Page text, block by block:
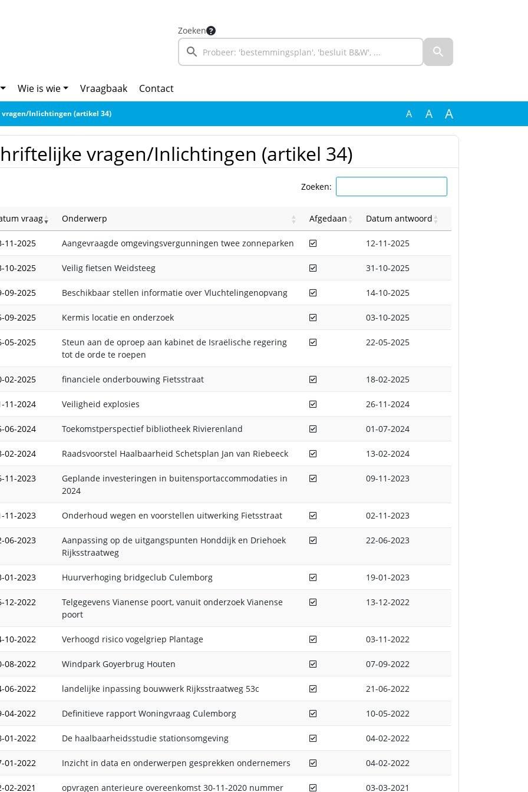
Zoeken
Wie is wie Vraagbaak Contact
Inlichtingen (artikel 34) A A A
vragen/Inlichtingen (artikel 34)
Zoeken:
vraag Onderwerp Afgedaan Datum antwoord
11-2025 Aangevraagde omgevingsvergunningen twee zonneparken Afgedaan 12-11-2025
10-2025 Veilig fietsen Weidsteeg Afgedaan 31-10-2025
09-2025 Beschikbaar stellen informatie over Vluchtelingenopvang Afgedaan 14-10-2025
09-2025 Kermis locatie en onderzoek Afgedaan 03-10-2025
05-2025
Steun aan de oproep aan kabinet de Israëlische regering
tot de orde te roepen
Afgedaan 22-05-2025
02-2025 financiele onderbouwing Fietsstraat Afgedaan 18-02-2025
11-2024 Veiligheid explosies Afgedaan 26-11-2024
06-2024 Toekomstperspectief bibliotheek Rivierenland Afgedaan 01-07-2024
02-2024 Raadsvoorstel Haalbaarheid Schetsplan Jan van Riebeeck Afgedaan 13-02-2024
11-2023
Geplande investeringen in buitensportaccommodaties in
2024
Afgedaan 09-11-2023
11-2023 Onderhoud wegen en voorstellen uitwerking Fietsstraat Afgedaan 02-11-2023
06-2023
Aanpassing op de uitgangspunten Honddijk en Driehoek
Rijksstraatweg
Afgedaan 22-06-2023
01-2023 Huurverhoging bridgeclub Culemborg Afgedaan 19-01-2023
12-2022
Telgegevens Vianense poort, vanuit onderzoek Vianense
poort
Afgedaan 13-12-2022
10-2022 Verhoogd risico vogelgriep Plantage Afgedaan 03-11-2022
08-2022 Windpark Goyerbrug Houten Afgedaan 07-09-2022
06-2022 landelijke inpassing bouwwerk Rijksstraatweg 53c Afgedaan 21-06-2022
04-2022 Definitieve rapport Woningvraag Culemborg Afgedaan 10-05-2022
01-2022 De haalbaarheidsstudie stationsomgeving Afgedaan 04-02-2022
01-2022 Inzicht in data en onderwerpen gesprekken ondernemers Afgedaan 04-02-2022
02-2021 opvragen anterieure overeenkomst 30-11-2020 nummer Afgedaan 03-03-2021